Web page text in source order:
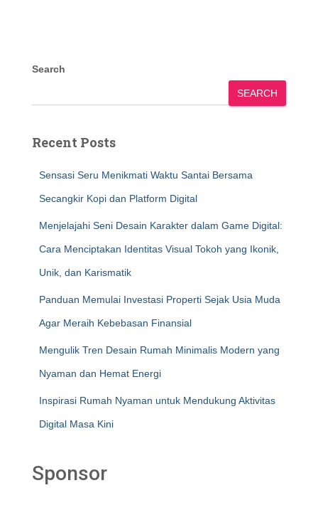
Search
SEARCH
Recent Posts
Sensasi Seru Menikmati Waktu Santai Bersama
Secangkir Kopi dan Platform Digital
Menjelajahi Seni Desain Karakter dalam Game Digital:
Cara Menciptakan Identitas Visual Tokoh yang Ikonik,
Unik, dan Karismatik
Panduan Memulai Investasi Properti Sejak Usia Muda
Agar Meraih Kebebasan Finansial
Mengulik Tren Desain Rumah Minimalis Modern yang
Nyaman dan Hemat Energi
Inspirasi Rumah Nyaman untuk Mendukung Aktivitas
Digital Masa Kini
Sponsor